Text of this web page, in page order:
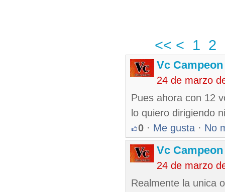
<< < 1 2
Vc Campeon
24 de marzo
Pues ahora con 12
lo quiero dirigiendo
0 · Me gusta · No
Vc Campeon
24 de marzo
Realmente la unica